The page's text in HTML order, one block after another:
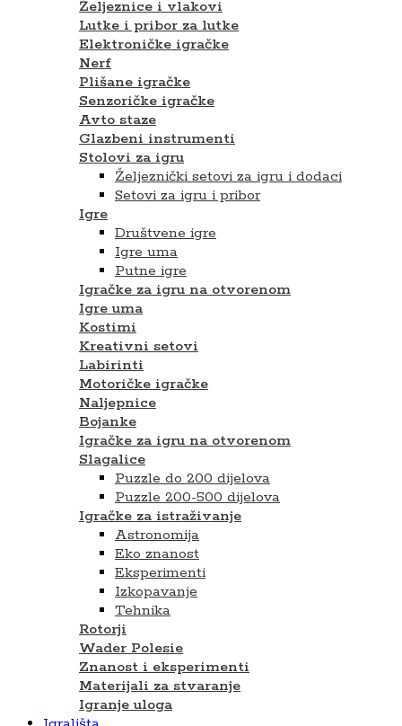
Željeznice i vlakovi
Lutke i pribor za lutke
Elektroničke igračke
Nerf
Plišane igračke
Senzoričke igračke
Avto staze
Glazbeni instrumenti
Stolovi za igru
Željeznički setovi za igru i dodaci
Setovi za igru ​​i pribor
Igre
Društvene igre
Igre uma
Putne igre
Igračke za igru na otvorenom
Igre uma
Kostimi
Kreativni setovi
Labirinti
Motoričke igračke
Naljepnice
Bojanke
Igračke za igru na otvorenom
Slagalice
Puzzle do 200 dijelova
Puzzle 200-500 dijelova
Igračke za istraživanje
Astronomija
Eko znanost
Eksperimenti
Izkopavanje
Tehnika
Rotorji
Wader Polesie
Znanost i eksperimenti
Materijali za stvaranje
Igranje uloga